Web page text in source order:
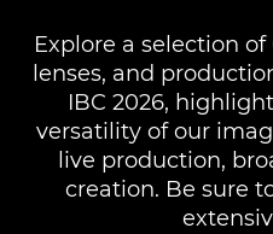
Explore a selection of
lenses, and
IBC 2026,
versatility of our
live production,
creation. Be sure